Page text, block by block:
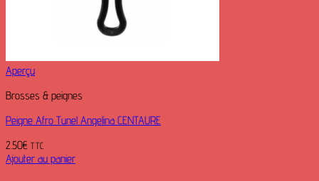
Aperçu
Brosses & peignes
Peigne Afro Tunel Angelina CENTAURE
2.50€ TTC
Ajouter au panier